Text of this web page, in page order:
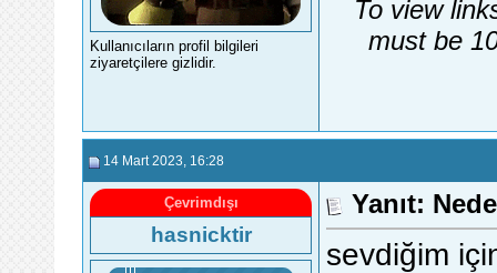
Kullanıcıların profil bilgileri
ziyaretçilere gizlidir.
To view
must be
14 Mart 2023 , 16:28
Çevrimdışı
hasnicktir
Yanıt:
sevdiğim